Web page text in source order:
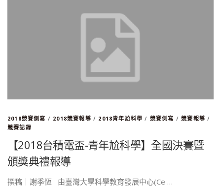
2018競賽側寫 / 2018競賽報導 / 2018青年尬科學 / 競賽側寫 /競賽報導 /
競賽記錄
【2018台積電盃-青年尬科學】全國決賽暨
頒獎典禮報導
撰稿｜謝季恆 由臺灣大學科學教育發展中心(Ce …